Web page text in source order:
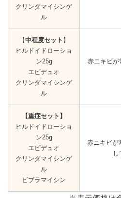
クリンダマイシンゲ
ル
【中程度セット 】
ヒルドイドローショ
ン25g
エピデュオ
クリンダマイシンゲ
ル
赤ニキビが
【重症セット 】
ヒルドイドローショ
ン25g
エピデュオ
クリンダマイシンゲ
ル
ビブラマイシン
赤ニキビが
し